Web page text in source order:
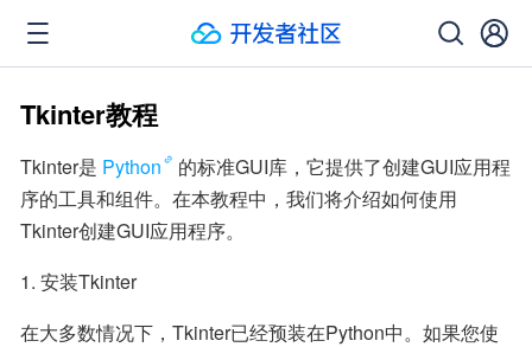
Tkinter教程
Tkinter是 Python
的标准GUI库，它提供了创建GUI应用程
序的工具和组件。在本教程中，我们将介绍如何使用
Tkinter创建GUI应用程序。
1. 安装Tkinter
在大多数情况下，Tkinter已经预装在Python中。如果您使